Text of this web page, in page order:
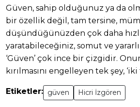
Güven, sahip olduğunuz ya da
bir özellik değil, tam tersine,
düşündüğünüzden çok daha
yaratabileceğiniz, somut ve
‘Güven’ çok ince bir çizgidir.
kırılmasını engelleyen tek şey, ‘iki
Etiketler: güven Hicri İzgören